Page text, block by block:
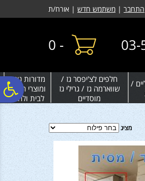
נגישות
אתר
המרכזיהתחבר | משתמש חדש | אורח/ת
03-
-
0
/
חלפים לצ'יפסר גז /
שווארמה גז / גרילי גז
מוסדיים
מדורות גינה
ומוצרי חימום
לבית ולחצר
מציג